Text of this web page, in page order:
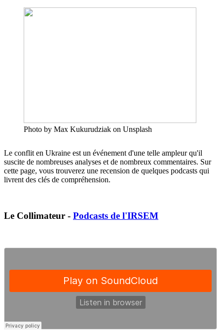
Photo by Max Kukurudziak on Unsplash
Le conflit en Ukraine est un événement d'une telle ampleur qu'il
suscite de nombreuses analyses et de nombreux commentaires. Sur
cette page, vous trouverez une recension de quelques podcasts qui
livrent des clés de compréhension.
Le Collimateur - Podcasts de l'IRSEM